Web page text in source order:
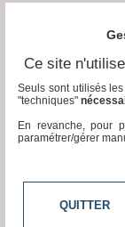
Ce site
Seuls sont utilisés
"techniques"
En revanche, pour
paramétrer/gérer
QUITTER